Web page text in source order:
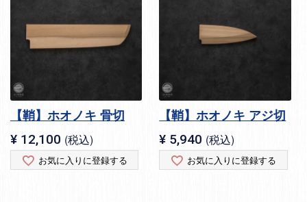
【鞘】ホオノキ 骨切
¥ 12,100 税込
お気に入りに登録する
【鞘】ホオノキ アジ切
¥ 5,940 税込
お気に入りに登録する